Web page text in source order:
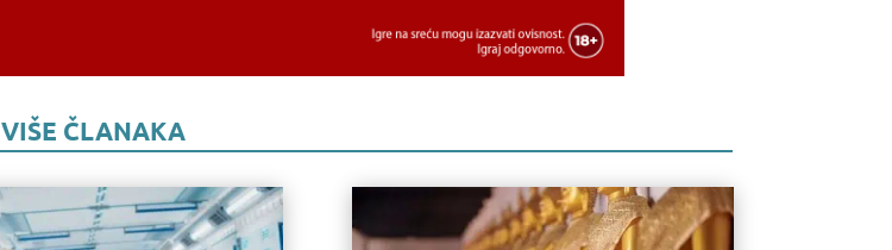
VIŠE ČLANAKA